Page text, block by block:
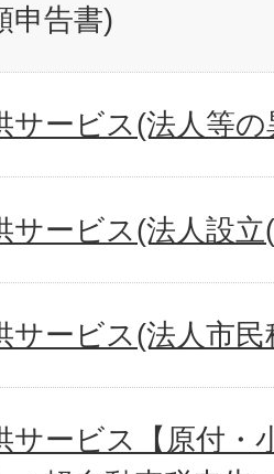
申告書)
サービス(法人等の
サービス(法人設
サービス(法人市民
サービス【原付・